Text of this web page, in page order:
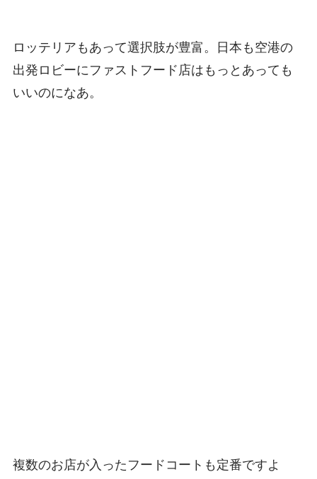
ロッテリアもあって選択肢が豊富。日本も空港の
出発ロビーにファストフード店はもっとあっても
いいのになあ。
複数のお店が入ったフードコートも定番ですよ